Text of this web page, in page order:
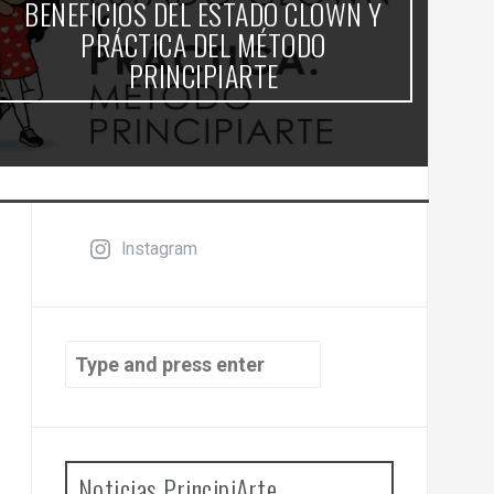
BENEFICIOS DEL ESTADO CLOWN Y
PRÁCTICA DEL MÉTODO
PRINCIPIARTE
Instagram
Search
for: